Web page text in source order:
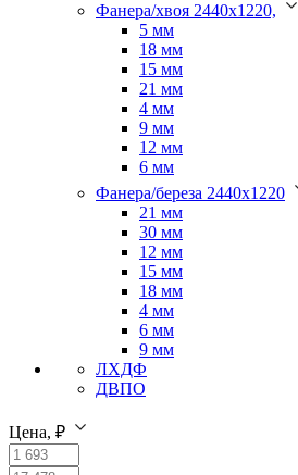
Фанера/хвоя 2440х1220,
5 мм
18 мм
15 мм
21 мм
4 мм
9 мм
12 мм
6 мм
Фанера/береза 2440х1220
21 мм
30 мм
12 мм
15 мм
18 мм
4 мм
6 мм
9 мм
ЛХДФ
ДВПО
Цена, ₽